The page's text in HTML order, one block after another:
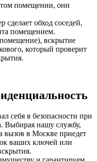
помещении, они
сделает обход соседей,
помещением.
вскрытие
который проверит
себя в безопасности при
Выбирая нашу службу,
вызов в Москве приедет
ваших ключей или